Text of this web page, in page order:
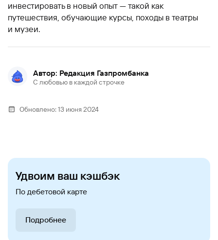
инвестировать в новый опыт — такой как
путешествия, обучающие курсы, походы в театры
и музеи.
Автор: Редакция Газпромбанка
С любовью в каждой строчке
Обновлено:13 июня 2024
Удвоим ваш кэшбэк
По дебетовой карте
Подробнее